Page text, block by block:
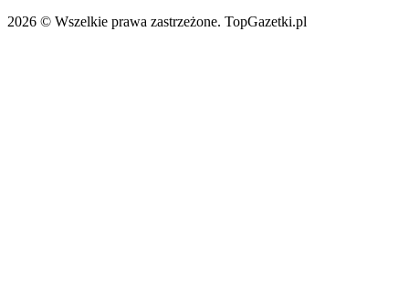
2026 © Wszelkie prawa zastrzeżone. TopGazetki.pl